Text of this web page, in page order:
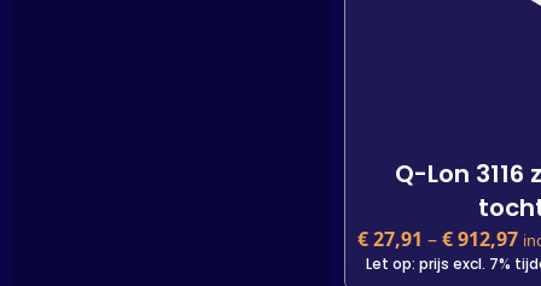
In den
Q-Lon
€27,91 –€912,97
Let op: prijs excl. 7%